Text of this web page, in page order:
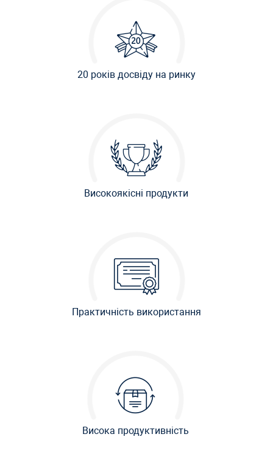
20 років досвіду на ринку
Високоякісні продукти
Практичність використання
Висока продуктивність